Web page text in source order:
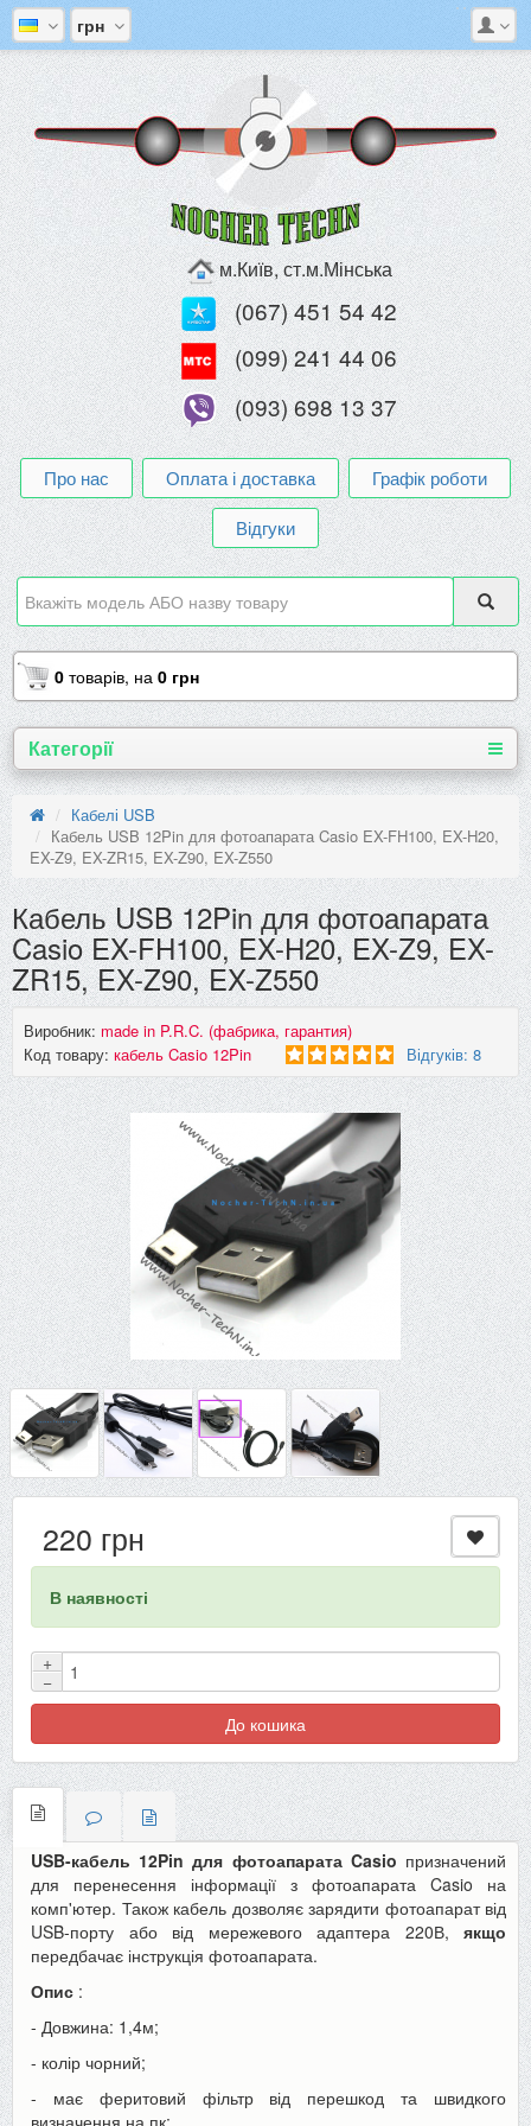
грн
м.Київ, ст.м.Мінська
(067) 451 54 42
(099) 241 44 06
(093) 698 13 37
Про нас Оплата і доставка
Графік роботи
Відгуки
0 товарів, на 0 грн
Категорії
Кабелі USB
Кабель USB 12Pin для фотоапарата Casio EX-FH100, EX-H20,
EX-Z9, EX-ZR15, EX-Z90, EX-Z550
Кабель USB 12Pin для фотоапарата
Casio EX-FH100, EX-H20, EX-Z9, EX-
ZR15, EX-Z90, EX-Z550
Виробник: made in P.R.C. (фабрика, гарантия)
Код товару: кабель Casio 12Pin Відгуків: 8
220 грн
В наявності
+
−
До кошика
USB-кабель 12Pin для фотоапарата Casio призначений
для перенесення інформації з фотоапарата Casio на
комп'ютер. Також кабель дозволяє зарядити фотоапарат від
USB-порту або від мережевого адаптера 220В, якщо
передбачає інструкція фотоапарата.
Опис :
- Довжина: 1,4м;
- колір чорний;
- має феритовий фільтр від перешкод та швидкого
визначення на пк;